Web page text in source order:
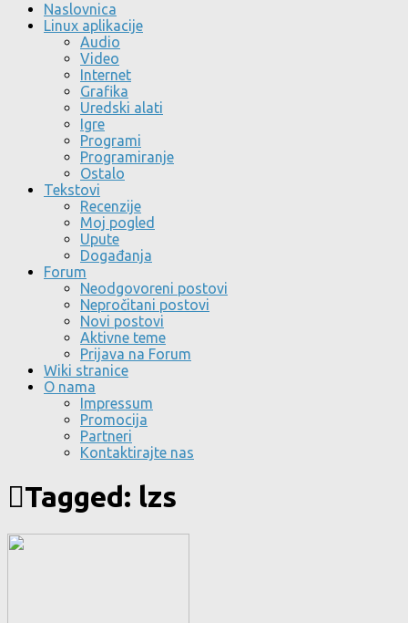
Naslovnica
Linux aplikacije
Audio
Video
Internet
Grafika
Uredski alati
Igre
Programi
Programiranje
Ostalo
Tekstovi
Recenzije
Moj pogled
Upute
Događanja
Forum
Neodgovoreni postovi
Nepročitani postovi
Novi postovi
Aktivne teme
Prijava na Forum
Wiki stranice
O nama
Impressum
Promocija
Partneri
Kontaktirajte nas
Tagged: lzs